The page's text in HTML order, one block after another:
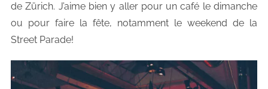
de Zürich. J’aime bien y aller pour un café le dimanche
ou pour faire la fête, notamment le weekend de la
Street Parade!